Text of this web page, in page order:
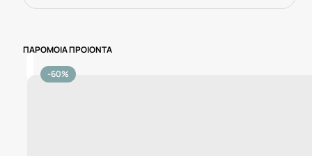
ΠΑΡΟΜΟΙΑ ΠΡΟΙΟΝΤΑ
-60%